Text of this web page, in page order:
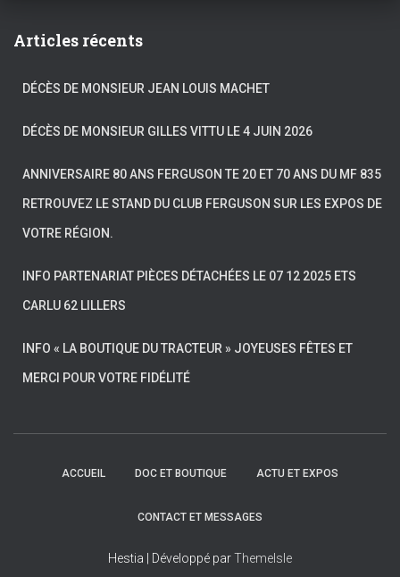
Articles récents
DÉCÈS DE MONSIEUR JEAN LOUIS MACHET
DÉCÈS DE MONSIEUR GILLES VITTU LE 4 JUIN 2026
ANNIVERSAIRE 80 ANS FERGUSON TE 20 ET 70 ANS DU MF 835
RETROUVEZ LE STAND DU CLUB FERGUSON SUR LES EXPOS DE
VOTRE RÉGION.
INFO PARTENARIAT PIÈCES DÉTACHÉES LE 07 12 2025 ETS
CARLU 62 LILLERS
INFO « LA BOUTIQUE DU TRACTEUR » JOYEUSES FÊTES ET
MERCI POUR VOTRE FIDÉLITÉ
ACCUEIL DOC ET BOUTIQUE ACTU ET EXPOS
CONTACT ET MESSAGES
Hestia | Développé parThemeIsle